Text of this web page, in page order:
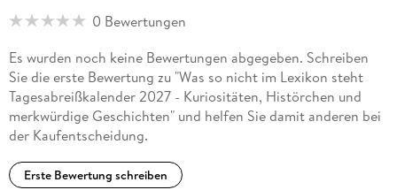
0 Bewertungen
Es wurden noch keine Bewertungen abgegeben. Schreiben
Sie die erste Bewertung zu "Was so nicht im Lexikon steht
Tagesabreißkalender 2027 - Kuriositäten, Histörchen und
merkwürdige Geschichten" und helfen Sie damit anderen bei
der Kaufentscheidung.
Erste Bewertung schreiben